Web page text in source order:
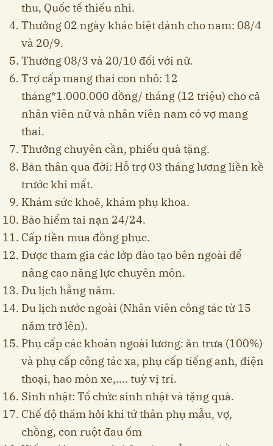
thu, Quốc tế thiếu nhi.
Thưởng 02 ngày khác biệt dành cho nam: 08/4
và 20/9.
Thưởng 08/3 và 20/10 đối với nữ.
Trợ cấp mang thai con nhỏ: 12
tháng*1.000.000 đồng/ tháng (12 triệu) cho cả
nhân viên nữ và nhân viên nam có vợ mang
thai.
Thưởng chuyên cần, phiếu quà tặng.
Bản thân qua đời: Hỗ trợ 03 tháng lương liền kề
trước khi mất.
Khám sức khoẻ, khám phụ khoa.
Bảo hiểm tai nạn 24/24.
Cấp tiền mua đồng phục.
Được tham gia các lớp đào tạo bên ngoài để
nâng cao năng lực chuyên môn.
Du lịch hằng năm.
Du lịch nước ngoài (Nhân viên công tác từ 15
năm trở lên).
Phụ cấp các khoản ngoài lương: ăn trưa (100%)
và phụ cấp công tác xa, phụ cấp tiếng anh, điện
thoại, hao mòn xe,.... tuỳ vị trí.
Sinh nhật: Tổ chức sinh nhật và tặng quà.
Chế độ thăm hỏi khi tứ thân phụ mẫu, vợ,
chồng, con ruột đau ốm